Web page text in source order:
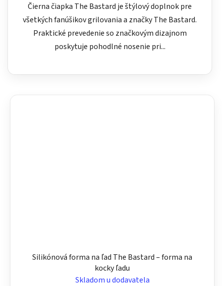
Čierna čiapka The Bastard je štýlový doplnok pre
všetkých fanúšikov grilovania a značky The Bastard.
Praktické prevedenie so značkovým dizajnom
poskytuje pohodlné nosenie pri...
Silikónová forma na ľad The Bastard – forma na
kocky ľadu
Skladom u dodavatela